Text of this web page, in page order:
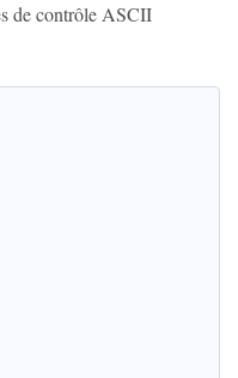
de contrôle ASCII